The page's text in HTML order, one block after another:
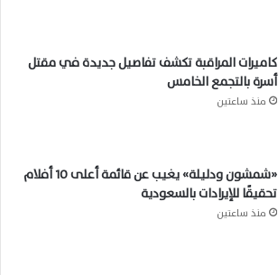
كاميرات المراقبة تكشف تفاصيل جديدة في مقتل
أسرة بالتجمع الخامس
منذ ساعتين
«شمشون ودليلة» يغيب عن قائمة أعلى 10 أفلام
تحقيقًا للإيرادات بالسعودية
منذ ساعتين